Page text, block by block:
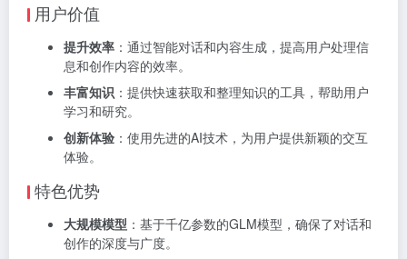
用户价值
提升效率 ：通过智能对话和内容生成，提高用户处理信
息和创作内容的效率。
丰富知识 ：提供快速获取和整理知识的工具，帮助用户
学习和研究。
创新体验 ：使用先进的AI技术，为用户提供新颖的交互
体验。
特色优势
大规模模型 ：基于千亿参数的GLM模型，确保了对话和
创作的深度与广度。